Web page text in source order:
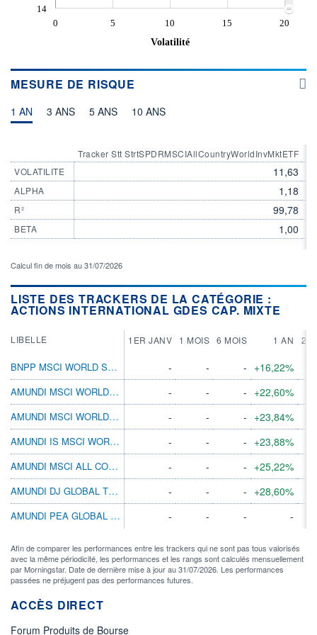
14
0 5 10 15
20
Volatilité
MESURE DE RISQUE
1 AN 3 ANS 5 ANS 10 ANS
VOLATILITE
ALPHA
R²
BETA
Tracker Stt StrtSPDRMSCIAllCountryWorldInvMktETF
11,63
1,18
99,78
1,00
Calcul fin de mois au 31/07/2026
LISTE DES TRACKERS DE LA CATÉGORIE :
ACTIONS INTERNATIONAL GDES CAP. MIXTE
LIBELLE 1ER JANV 1 MOIS 6 MOIS 1 AN 2
BNPP MSCI WORLD SRI PAB ETF  - - - +16,22%
AMUNDI MSCI WORLD SWAP II ETF DIST
- - - +22,60%
AMUNDI MSCI WORLD EX EMU ETF ACC
- - - +23,84%
AMUNDI IS MSCI WORLD EX EUROPE ETF-C EUR
- - - +23,88%
AMUNDI MSCI ALL COUNTRY WORLD ETF EURACC
- - - +25,22%
AMUNDI DJ GLOBAL TITANS 50 ETF DIST
- - - +28,60%
AMUNDI PEA GLOBAL MSCI ACWI UCITS ETF A
- - - -
Afin de comparer les performances entre les trackers qui ne sont pas tous valorisés
avec la même périodicité, les performances et les rangs sont calculés mensuellement
par Morningstar. Date de dernière mise à jour au 31/07/2026. Les performances
passées ne préjugent pas des performances futures.
ACCÈS DIRECT
Forum Produits de Bourse